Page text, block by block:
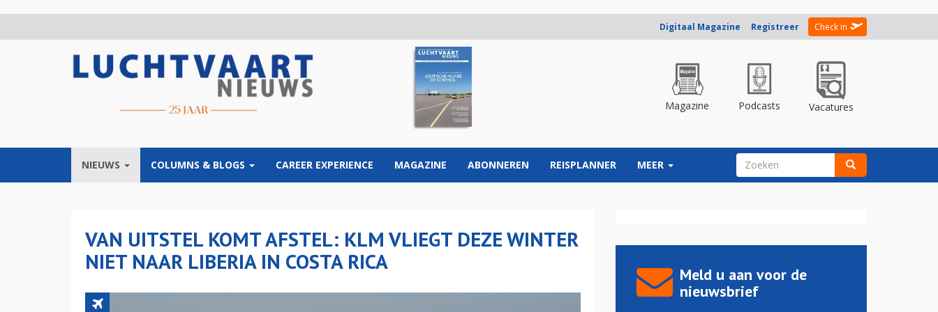
Digitaal Magazine Registreer Check in
Magazine Podcasts Vacatures
NIEUWS COLUMNS & BLOGS CAREER EXPERIENCE MAGAZINE ABONNEREN REISPLANNER MEER ZOEKVELD
VAN UITSTEL KOMT AFSTEL: KLM VLIEGT DEZE WINTER
NIET NAAR LIBERIA IN COSTA RICA
Meld u aan voor de
nieuwsbrief